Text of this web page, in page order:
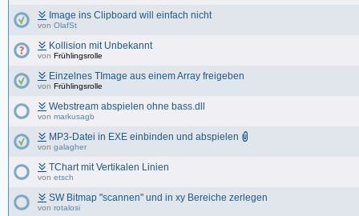
Image ins Clipboard will einfach nicht
von OlafSt
Kollision mit Unbekannt
von Frühlingsrolle
Einzelnes TImage aus einem Array freigeben
von Frühlingsrolle
Webstream abspielen ohne bass.dll
von markusagb
MP3-Datei in EXE einbinden und abspielen
von galagher
TChart mit Vertikalen Linien
von etsch
SW Bitmap "scannen" und in xy Bereiche zerlegen
von rotalosi